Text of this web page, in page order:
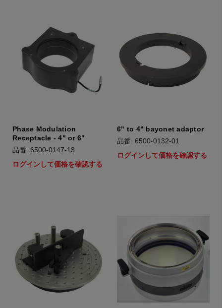
Phase Modulation
Receptacle - 4" or 6"
品番: 6500-0147-13
ログインして価格を確認する
6" to 4" bayonet adaptor
品番: 6500-0132-01
ログインして価格を確認する